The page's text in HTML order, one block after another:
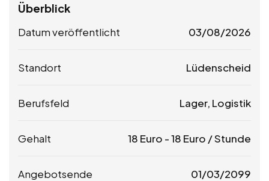
Überblick
Datum veröffentlicht 03/08/2026
Standort Lüdenscheid
Berufsfeld Lager, Logistik
Gehalt 18 Euro -18 Euro / Stunde
Angebotsende 01/03/2099